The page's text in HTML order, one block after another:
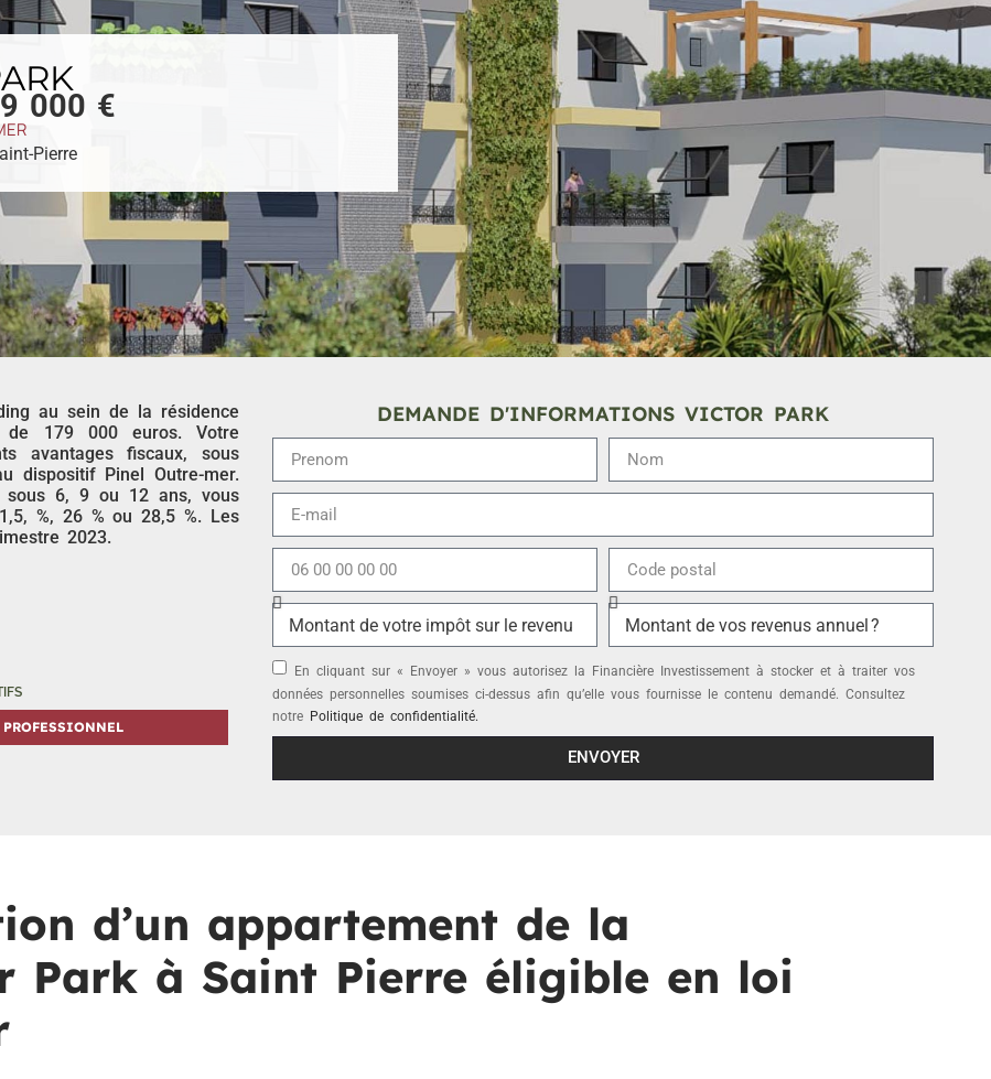
000 €
Pierre
au sein de la résidence
179 000 euros. Votre
avantages fiscaux, sous
dispositif Pinel Outre-mer.
sous 6, 9 ou 12 ans, vous
%, 26 % ou 28,5 %. Les
2023.
PROFESSIONNEL
DEMANDE D'INFORMATIONS VICTOR PARK
En cliquant sur « Envoyer » vous autorisez la Financière Investissement à stocker et à traiter vos
données personnelles soumises ci-dessus afin qu’elle vous fournisse le contenu demandé. Consultez
notre Politique de confidentialité.
ENVOYER
d’un appartement de la
Park à Saint Pierre éligible en loi